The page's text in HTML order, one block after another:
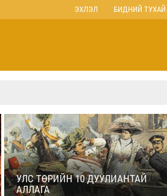
ЭХЛЭЛ БИДНИЙ ТУХАЙ
УЛС ТӨРИЙН 10 ДУУЛИАНТАЙ
АЛЛАГА